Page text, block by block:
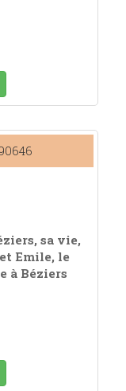
sa vie,
Emile, le
à Béziers